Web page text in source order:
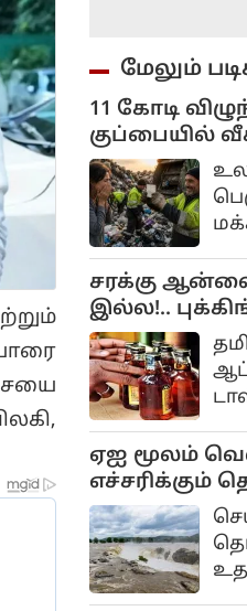
மேலும்
11 கோடி
குப்பையில்
சரக்கு
இல்ல!..
அமைச்சர்
ஏஐ மூலம்
எச்சரிக்கும்
கேரள அரசு